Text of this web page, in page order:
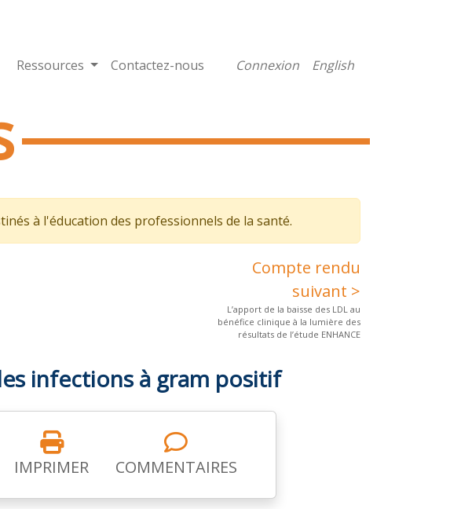
Ressources Contactez-nous Connexion English
à l'éducation des professionnels de la santé.
Compte rendu
suivant >
L’apport de la baisse des LDL au
bénéfice clinique à la lumière des
résultats de l’étude ENHANCE
infections à gram positif
IMPRIMER COMMENTAIRES